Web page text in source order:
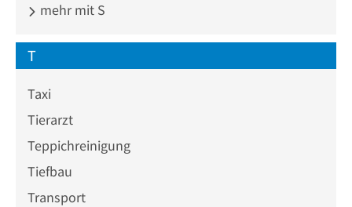
mehr mit S
T
Taxi
Tierarzt
Teppichreinigung
Tiefbau
Transport